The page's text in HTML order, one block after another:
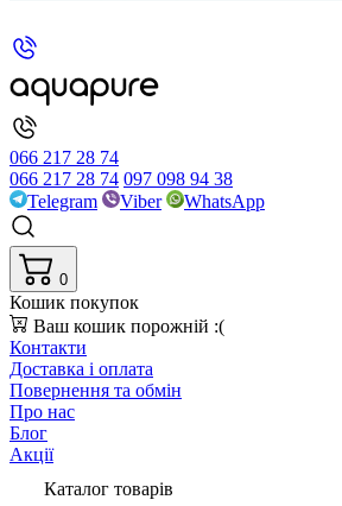
066 217 28 74
066 217 28 74 097 098 94 38
Telegram
Viber WhatsApp
0
Кошик покупок
Ваш кошик порожній :(
Контакти
Доставка і оплата
Повернення та обмін
Про нас
Блог
Акції
Каталог товарів